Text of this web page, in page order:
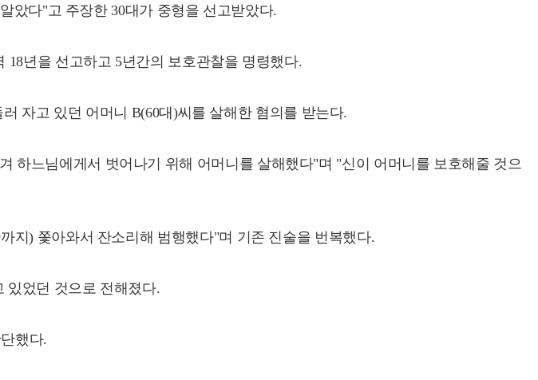
았다"고 주장한 30대가 중형을 선고받았다.
년을 선고하고 5년간의 보호관찰을 명령했다.
자고 있던 어머니 B(60대)씨를 살해한 혐의를 받는다.
하느님에게서 벗어나기 위해 어머니를 살해했다"며 "신이 어머니를 보호해줄 것으
지) 쫓아와서 잔소리해 범행했다"며 기존 진술을 번복했다.
있었던 것으로 전해졌다.
했다.